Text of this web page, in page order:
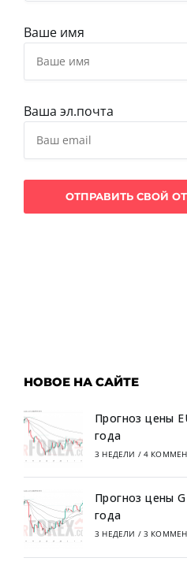
Ваше имя
Ваша эл.почта
НОВОЕ НА САЙТЕ
Прогноз цены
года
3 НЕДЕЛИ / 4
Прогноз цены
года
3 НЕДЕЛИ / 3